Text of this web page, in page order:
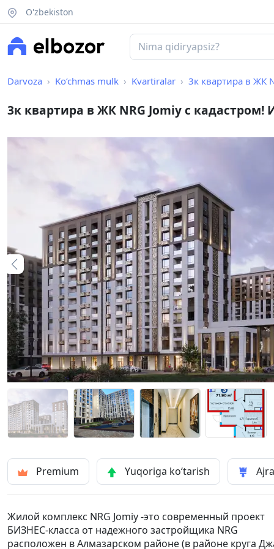
O'zbekiston
Darvoza Ko‘chmas mulk Kvartiralar 3к квартира в ЖК
3к квартира в ЖК NRG Jomiy с кадастром!
Premium Yuqoriga ko‘tarish
Жилой комплекс NRG Jomiy -это современный проект
БИЗНЕС-класса от надежного застройщика NRG
расположен в Алмазарском районе (в районе круга